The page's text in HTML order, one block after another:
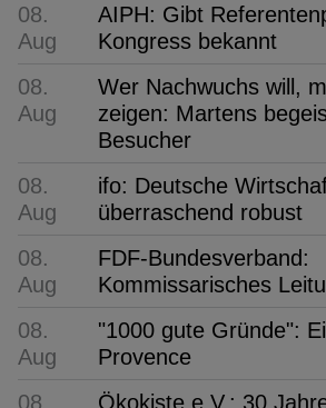
08.
Aug
AIPH: Gibt
Kongress bekannt
08.
Aug
Wer Nachwuchs will,
zeigen: Martens
Besucher
08.
Aug
ifo: Deutsche
überraschend robust
08.
Aug
FDF-Bundesverband:
Kommissarisches
08.
Aug
"1000 gute Gründe":
Provence
08.
Ökokiste e.V.: 30